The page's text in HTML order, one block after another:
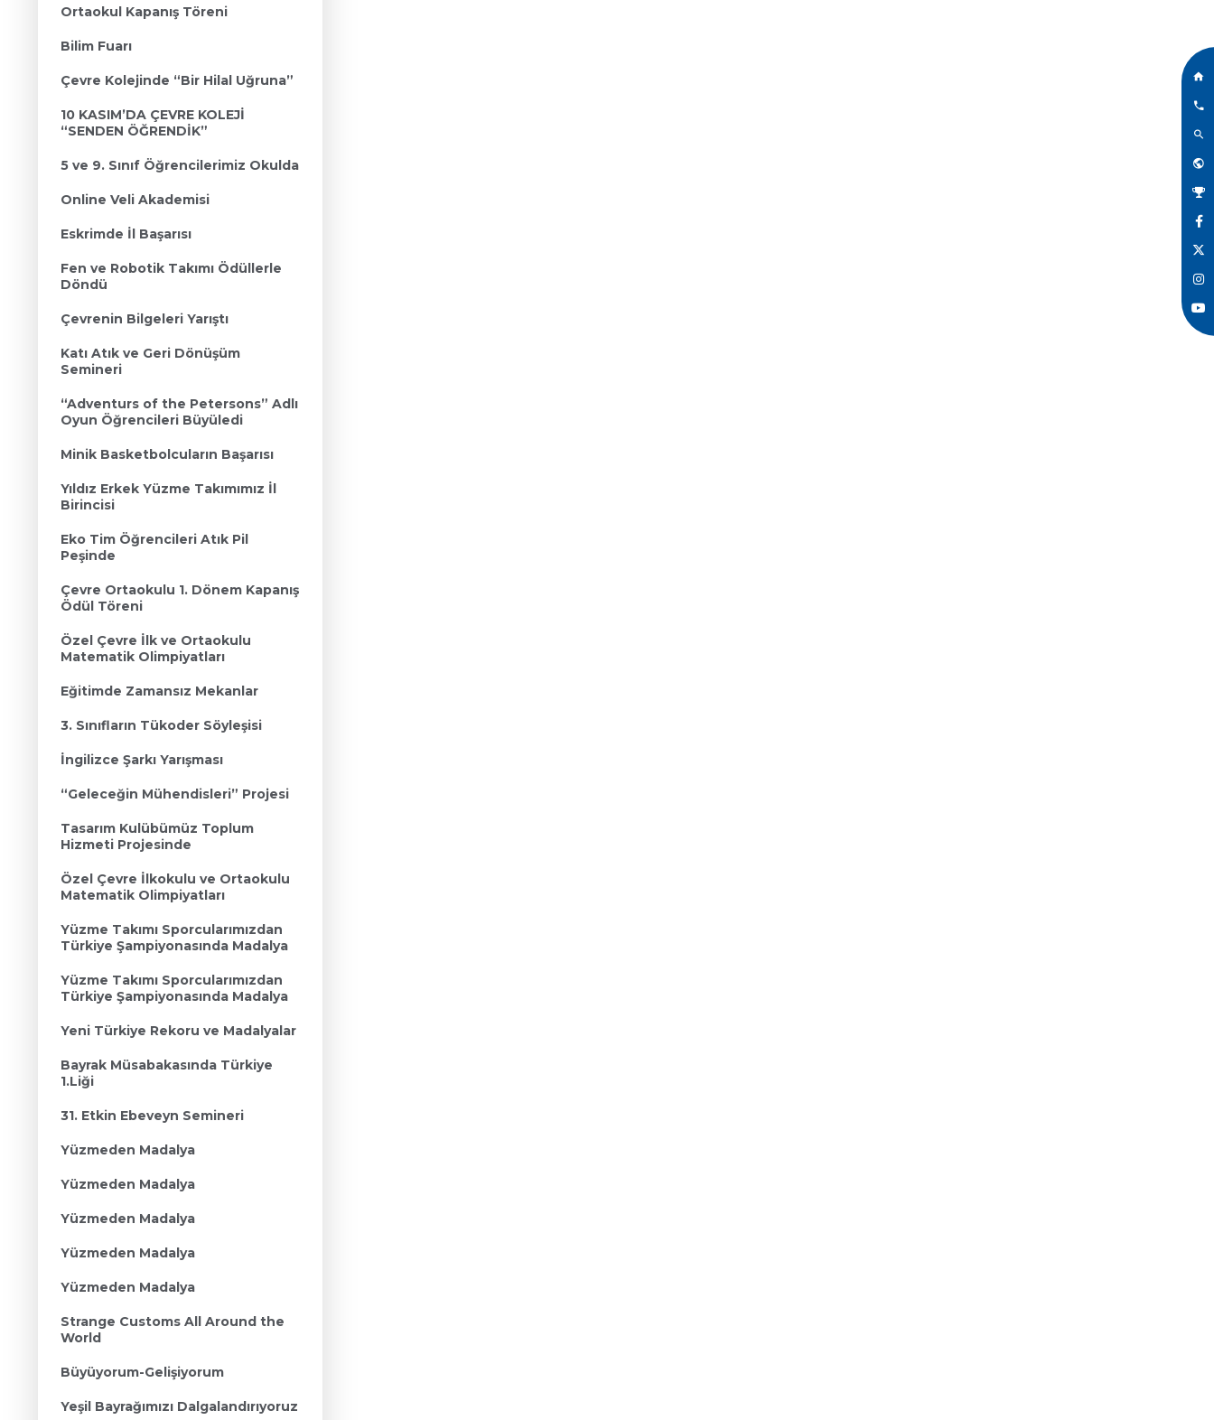
Ortaokul Kapanış Töreni
Bilim Fuarı
Çevre Kolejinde “Bir Hilal Uğruna”
10 KASIM’DA ÇEVRE KOLEJİ
“SENDEN ÖĞRENDİK”
5 ve 9. Sınıf Öğrencilerimiz Okulda
Online Veli Akademisi
Eskrimde İl Başarısı
Fen ve Robotik Takımı Ödüllerle
Döndü
Çevrenin Bilgeleri Yarıştı
Katı Atık ve Geri Dönüşüm
Semineri
“Adventurs of the Petersons” Adlı
Oyun Öğrencileri Büyüledi
Minik Basketbolcuların Başarısı
Yıldız Erkek Yüzme Takımımız İl
Birincisi
Eko Tim Öğrencileri Atık Pil
Peşinde
Çevre Ortaokulu 1. Dönem Kapanış
Ödül Töreni
Özel Çevre İlk ve Ortaokulu
Matematik Olimpiyatları
Eğitimde Zamansız Mekanlar
3. Sınıfların Tükoder Söyleşisi
İngilizce Şarkı Yarışması
“Geleceğin Mühendisleri” Projesi
Tasarım Kulübümüz Toplum
Hizmeti Projesinde
Özel Çevre İlkokulu ve Ortaokulu
Matematik Olimpiyatları
Yüzme Takımı Sporcularımızdan
Türkiye Şampiyonasında Madalya
Yüzme Takımı Sporcularımızdan
Türkiye Şampiyonasında Madalya
Yeni Türkiye Rekoru ve Madalyalar
Bayrak Müsabakasında Türkiye
1.Liği
31. Etkin Ebeveyn Semineri
Yüzmeden Madalya
Yüzmeden Madalya
Yüzmeden Madalya
Yüzmeden Madalya
Yüzmeden Madalya
Strange Customs All Around the
World
Büyüyorum-Gelişiyorum
Yeşil Bayrağımızı Dalgalandırıyoruz